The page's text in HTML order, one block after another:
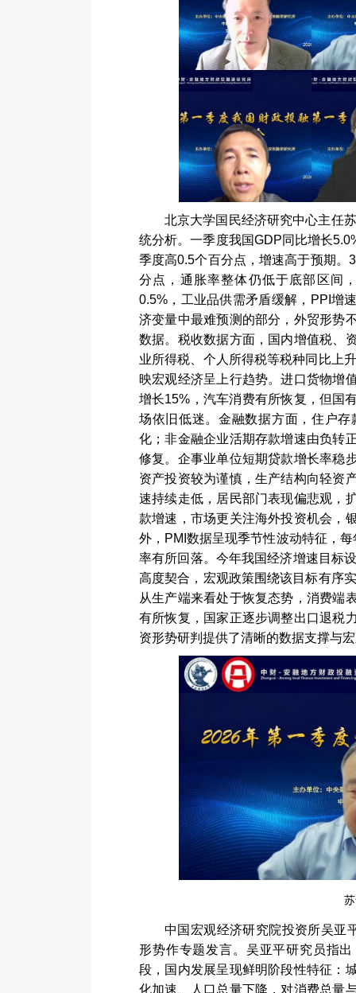
北京大学国民经济研究中心主任
统分析。一季度我国GDP 同比增长
季度高0.5个百分点，增速高于预期。 3
分点，通胀率整体仍低于底部区间
0.5% ，工业品供需矛盾缓解， PPI 增
济变量中最难预测的部分，外贸形势
数据。税收数据方面，国内增值税、
业所得税、个人所得税等税种同比上
映宏观经济呈上行趋势。进口货物增
增长15% ，汽车消费有所恢复，但国
场依旧低迷。金融数据方面，住户
化；非金融企业活期存款增速由负转
修复。企事业单位短期贷款增长率稳
资产投资较为谨慎，生产结构向轻资
速持续走低，居民部门表现偏悲观，
款增速，市场更关注海外投资机会，
外， PMI数据呈现季节性波动特征，
率有所回落。今年我国经济增速目标
高度契合，宏观政策围绕该目标有序
从生产端来看处于恢复态势，消费端
有所恢复，国家正逐步调整出口退税
资形势研判提供了清晰的数据支撑与
中国宏观经济研究院投资所吴亚
形势作专题发言。吴亚平研究员指出
段，国内发展呈现鲜明阶段性特征：
化加速、人口总量下降，对消费总量